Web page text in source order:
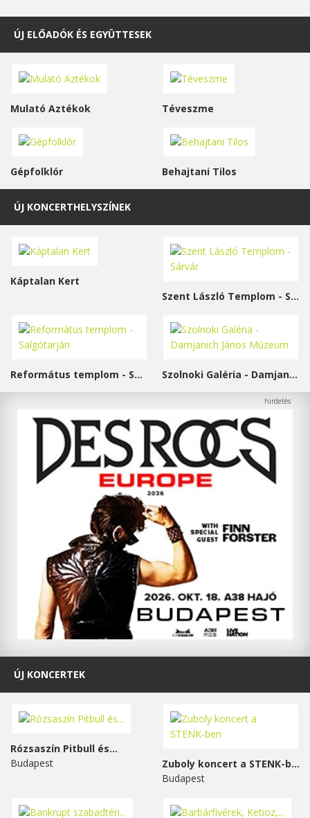
ÚJ ELŐADÓK ÉS EGYÜTTESEK
Mulató Aztékok Téveszme
Gépfolklór Behajtani Tilos
ÚJ KONCERTHELYSZÍNEK
Káptalan Kert
Szent László Templom - Sárvár
Református templom - Salgótarján Szolnoki Galéria - Damjanich János Múzeum
ÚJ KONCERTEK
Rózsaszín Pitbull és...
Budapest
Zuboly koncert a STENK-ben
Budapest